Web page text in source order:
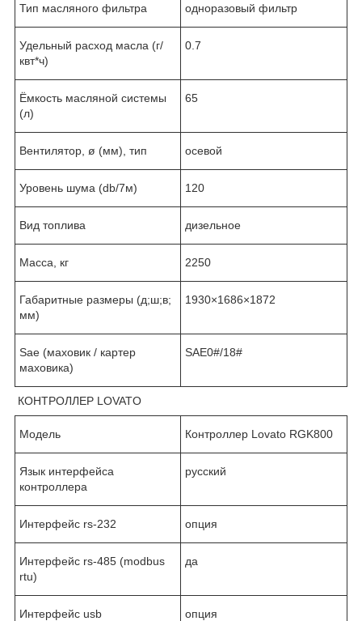
Тип масляного фильтра одноразовый фильтр
Удельный расход масла (г/
квт*ч)
0.7
Ёмкость масляной системы
(л)
65
Вентилятор, ø (мм), тип осевой
Уровень шума (db/7м) 120
Вид топлива дизельное
Масса, кг 2250
Габаритные размеры (д;ш;в;
мм)
1930×1686×1872
Sae (маховик / картер
маховика)
SAE0#/18#
КОНТРОЛЛЕР LOVATO
Модель Контроллер Lovato RGK800
Язык интерфейса
контроллера
русский
Интерфейс rs-232 опция
Интерфейс rs-485 (modbus
rtu)
да
Интерфейс usb опция